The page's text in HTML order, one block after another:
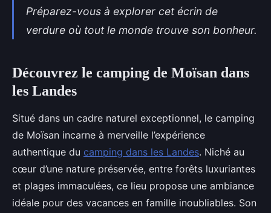
Préparez-vous à explorer cet écrin de
verdure où tout le monde trouve son bonheur.
Découvrez le camping de Moïsan dans
les Landes
Situé dans un cadre naturel exceptionnel, le camping
de Moïsan incarne à merveille l’expérience
authentique du camping dans les Landes. Niché au
cœur d’une nature préservée, entre forêts luxuriantes
et plages immaculées, ce lieu propose une ambiance
idéale pour des vacances en famille inoubliables. Son